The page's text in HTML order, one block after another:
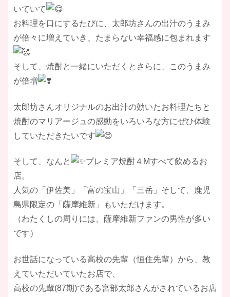
いていて
お料理を口にするたびに、太郎坊さんの出汁のうまみ
が倍々に増えていき、たまらない幸福感に包まれます
そして、焼酎と一緒にいただくとさらに、このうまみ
が倍増
​太郎坊さんオリジナルのお出汁の効いたお料理たちと
焼酎のマリアージュの感動をいろいろな方にぜひ体験
していただきたいです
​そして、なんと
プレミア焼酎４Mすべて飲めるお
店。
人気の「伊佐美」「富の宝山」「三岳」そして、鹿児
島県限定の「薩摩維新」もいただけます。
（わたくしの周りには、薩摩維新ファンの男性が多い
です）
​お世話になっている高校の先輩（恒住先輩）から、教
えていただいていたお店で、
高校の先輩(87期)である宮部太郎さんがされているお店